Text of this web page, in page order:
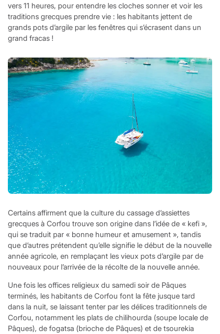
vers 11 heures, pour entendre les cloches sonner et voir les
traditions grecques prendre vie : les habitants jettent de
grands pots d’argile par les fenêtres qui s’écrasent dans un
grand fracas !
Certains affirment que la culture du cassage d’assiettes
grecques à Corfou trouve son origine dans l’idée de « kefi »,
qui se traduit par « bonne humeur et amusement », tandis
que d’autres prétendent qu’elle signifie le début de la nouvelle
année agricole, en remplaçant les vieux pots d’argile par de
nouveaux pour l’arrivée de la récolte de la nouvelle année.
Une fois les offices religieux du samedi soir de Pâques
terminés, les habitants de Corfou font la fête jusque tard
dans la nuit, se laissant tenter par les délices traditionnels de
Corfou, notamment les plats de chilihourda (soupe locale de
Pâques), de fogatsa (brioche de Pâques) et de tsourekia